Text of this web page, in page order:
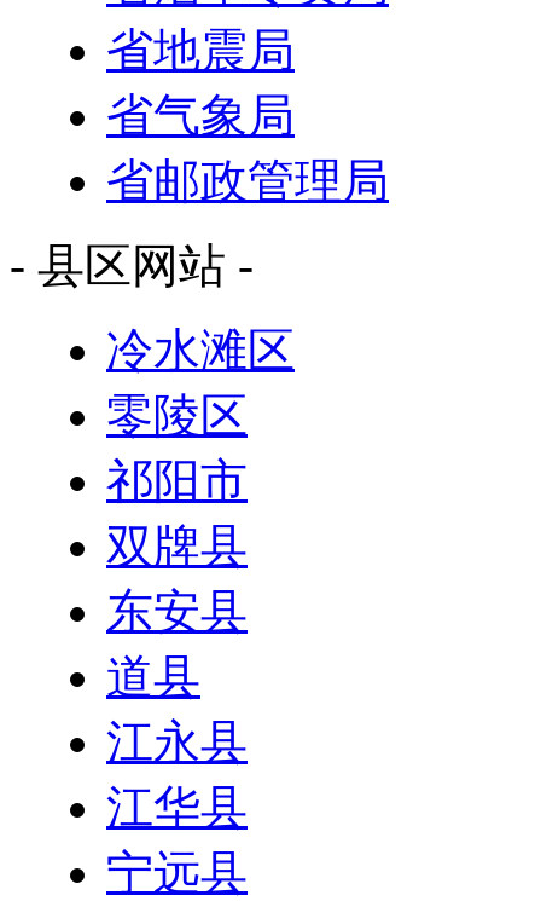
省地震局
省气象局
省邮政管理局
- 县区网站 -
冷水滩区
零陵区
祁阳市
双牌县
东安县
道县
江永县
江华县
宁远县